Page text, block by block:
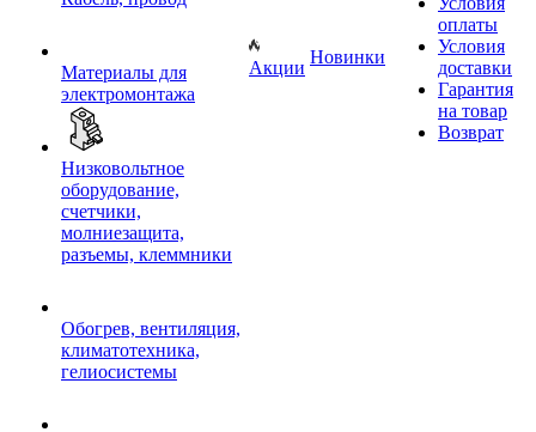
Материалы для
электромонтажа
Низковольтное
оборудование,
счетчики,
молниезащита,
разъемы, клеммники
Обогрев, вентиляция,
климатотехника,
гелиосистемы
Акции
Новинки
оплаты
Условия
доставки
Гарантия
на товар
Возврат